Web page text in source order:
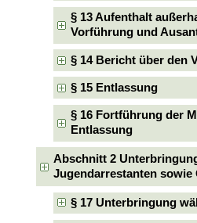
§ 13 Aufenthalt
Vorführung und
§ 14 Bericht über den
§ 15 Entlassung
§ 16 Fortführung der
Entlassung
Abschnitt 2
Jugendarrestanten
§ 17 Unterbringung